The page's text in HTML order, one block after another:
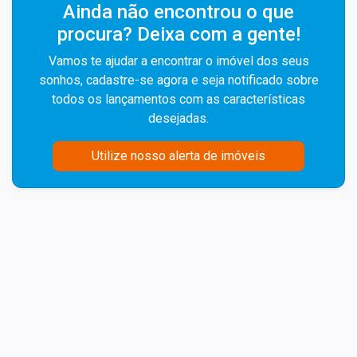
Ainda não encontrou o que
procura? Deixa com a gente!
Vamos te ajudar a encontrar o imóvel dos seus
sonhos, cadastre-se agora e seja notificado sobre
todos os lançamentos com as características
desejadas.
Utilize nosso alerta de imóveis